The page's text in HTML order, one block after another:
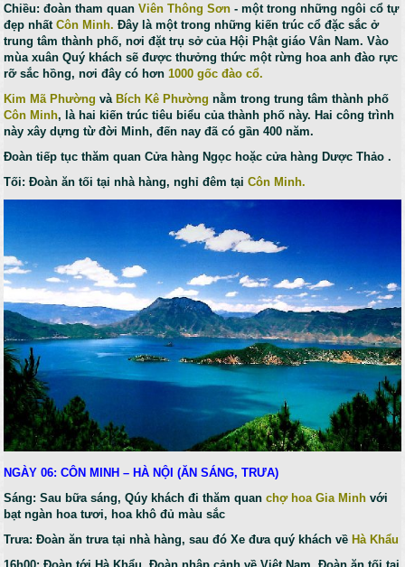
Chiều: đoàn tham quanViên Thông Sơn - một trong những ngôi cổ tự
đẹp nhấtCôn Minh. Đây là một trong những kiến trúc cổ đặc sắc ở
trung tâm thành phố, nơi đặt trụ sở của Hội Phật giáo Vân Nam. Vào
mùa xuân Quý khách sẽ được thưởng thức một rừng hoa anh đào rực
rỡ sắc hồng, nơi đây có hơn 1000 gốc đào cổ.
Kim Mã Phườngvà Bích Kê Phường nằm trong trung tâm thành phố
Côn Minh, là hai kiến trúc tiêu biểu của thành phố này. Hai công trình
này xây dựng từ đời Minh, đến nay đã có gần 400 năm.
Đoàn tiếp tục thăm quan Cửa hàng Ngọc hoặc cửa hàng Dược Thảo .
Tối: Đoàn ăn tối tại nhà hàng, nghỉ đêm tạiCôn Minh.
NGÀY 06: CÔN MINH – HÀ NỘI (ĂN SÁNG, TRƯA)
Sáng: Sau bữa sáng, Qúy khách đi thăm quan chợ hoa Gia Minh với
bạt ngàn hoa tươi, hoa khô đủ màu sắc
Trưa: Đoàn ăn trưa tại nhà hàng, sau đó Xe đưa quý khách về Hà Khẩu